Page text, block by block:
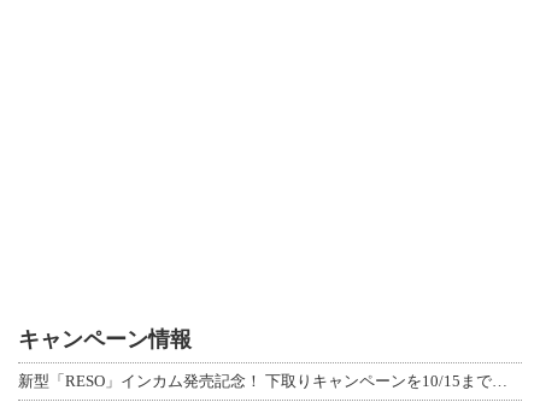
キャンペーン情報
新型「RESO」インカム発売記念！ 下取りキャンペーンを10/15まで延長して開